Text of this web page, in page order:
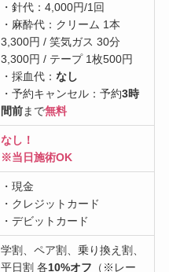
・針代：4,000円/1回
・麻酔代：クリーム 1本
3,300円 / 笑気ガス 30分
3,300円 / テープ 1枚500円
・採血代：なし
・予約キャンセル：予約3時
間前まで無料
なし！
※当日施術OK
・現金
・クレジットカード
・デビットカード
学割、ペア割、乗り換え割、
平日割 各10%オフ （※レー